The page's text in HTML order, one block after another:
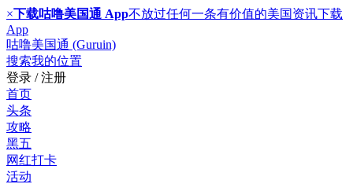
×下载咕噜美国通 App不放过任何一条有价值的美国资讯下载
App
咕噜美国通 (Guruin)
搜索我的位置
登录 / 注册
首页
头条
攻略
黑五
网红打卡
活动